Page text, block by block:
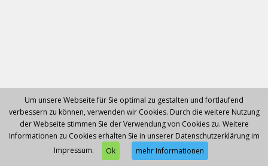
Um unsere Webseite für Sie optimal zu gestalten und fortlaufend
verbessern zu können, verwenden wir Cookies. Durch die weitere Nutzung
der Webseite stimmen Sie der Verwendung von Cookies zu. Weitere
Informationen zu Cookies erhalten Sie in unserer Datenschutzerklärung im
Impressum.
Ok mehr Informationen